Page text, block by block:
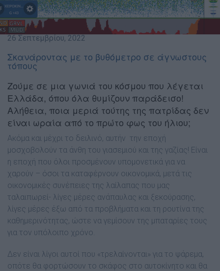
26 Σεπτεμβρίου, 2022
Σκανάροντας με το βυθόμετρο σε άγνωστους
τόπους
Ζούμε σε μια γωνιά του κόσμου που λέγεται
Ελλάδα, όπου όλα θυμίζουν παράδεισο!
Αλήθεια, ποια μεριά τούτης της πατρίδας δεν
είναι ωραία από το πρώτο φως του ήλιου;
Ακόμα και μέχρι το δειλινό, αυτήν την εποχή
μοσχοβολούν τα άνθη του γιασεμιού και της γαζίας! Είναι
η εποχή που όλοι προσμένουν υπομονετικά για να
χαρούν – όσοι τα καταφέρνουν οικονομικά, μετά τις
οικονομικές συνέπειες της λαίλαπας που μας
ταλαιπωρεί- λίγες μέρες ανάπαυλας και ξεκούρασης,
λίγες μέρες έξω από τα προβλήματα και τη ρουτίνα της
καθημερινότητας, ώστε να γεμίσουν της μπαταρίες τους
για τον υπόλοιπο χρόνο.
Δεν είναι λίγοι αυτοί που «τρελαίνονται» για το ψάρεμα,
οπότε θα φορτώσουν το σκάφος στο αυτοκίνητο και θα